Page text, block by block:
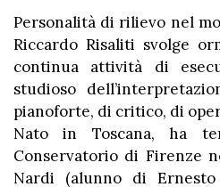
Personalità di rilievo nel
Riccardo Risaliti svolge
continua attività di
studioso
pianoforte, di critico, di
Nato in Toscana, ha
Conservatorio di Firenze
Nardi (alunno di